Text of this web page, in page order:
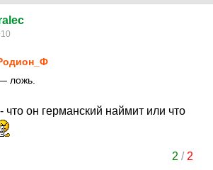
ложь.
он германский наймит или что
2 / 2